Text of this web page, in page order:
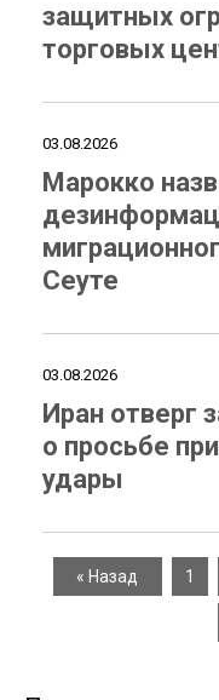
защитных
торговых
03.08.2026
Марокко
Сеуте
03.08.2026
Иран отверг
о просьбе
удары
« Назад 1